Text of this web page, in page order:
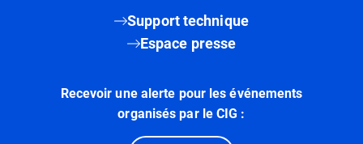
Support technique
Espace presse
Recevoir une alerte pour les événements
organisés par le CIG :